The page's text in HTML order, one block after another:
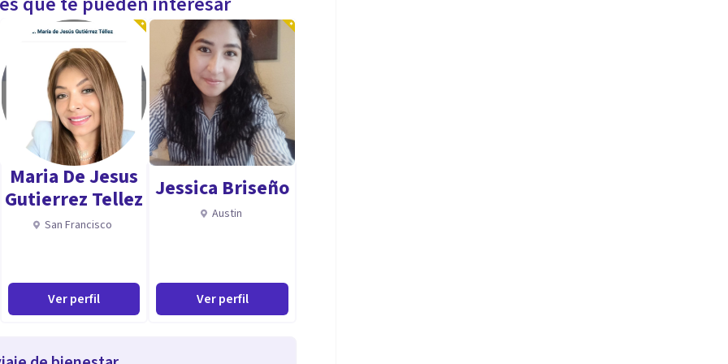
Maria De Jesus
Gutierrez Tellez
San Francisco
Ver perfil
Jessica Briseño
Austin
Ver perfil